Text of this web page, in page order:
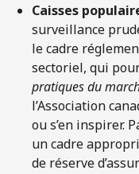
Caisses
surveillance
le cadre
sectoriel, qui
pratiques du
l’Association
ou s’en inspirer.
un cadre
de réserve